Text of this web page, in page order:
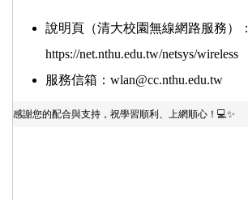
說明頁（清大校園無線網路服務）：
https://net.nthu.edu.tw/netsys/wireless
服務信箱： wlan@cc.nthu.edu.tw
感謝您的配合與支持，祝學習順利、上網順心！💻✨